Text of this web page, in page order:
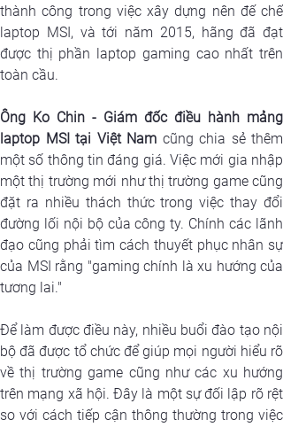
thành công trong việc xây dựng nên đế chế
laptop MSI, và tới năm 2015, hãng đã đạt
được thị phần laptop gaming cao nhất trên
toàn cầu.
Ông Ko Chin - Giám đốc điều hành mảng
laptop MSI tại Việt Nam cũng chia sẻ thêm
một số thông tin đáng giá. Việc mới gia nhập
một thị trường mới như thị trường game cũng
đặt ra nhiều thách thức trong việc thay đổi
đường lối nội bộ của công ty. Chính các lãnh
đạo cũng phải tìm cách thuyết phục nhân sự
của MSI rằng "gaming chính là xu hướng của
tương lai."
Để làm được điều này, nhiều buổi đào tạo nội
bộ đã được tổ chức để giúp mọi người hiểu rõ
về thị trường game cũng như các xu hướng
trên mạng xã hội. Đây là một sự đối lập rõ rệt
so với cách tiếp cận thông thường trong việc